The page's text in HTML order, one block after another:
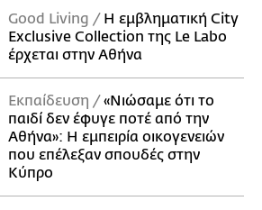
Good Living
Η εμβληματική City
Exclusive Collection της Le Labo
έρχεται στην Αθήνα
Εκπαίδευση
«Νιώσαμε ότι το
παιδί δεν έφυγε ποτέ από την
Αθήνα»: Η εμπειρία οικογενειών
που επέλεξαν σπουδές στην
Κύπρο